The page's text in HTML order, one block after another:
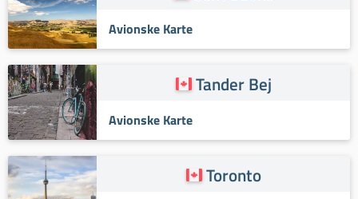
Avionske Karte
Tander Bej
Avionske Karte
Toronto